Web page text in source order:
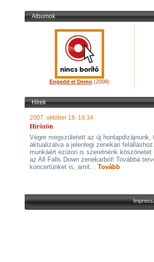
Albumok
Engedd el Demo (2008)
Hírek
2007. október 18. 19:34
Hírözön
Végre megszületett az új
aktualizálva a jelenlegi zenekari
munkáért ezúton is szeretnénk
az All Falls Down zenekarból! Továbbá
koncertünket is, amit... Tovább